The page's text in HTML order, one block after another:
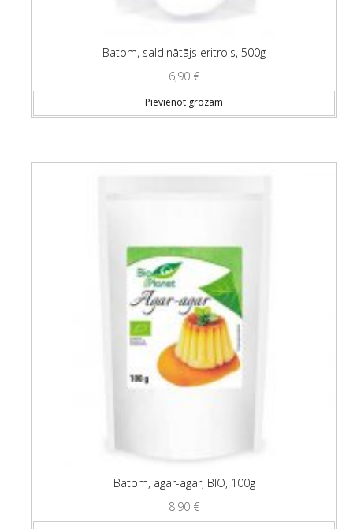
Batom, saldinātājs eritrols, 500g
6,90 €
Pievienot grozam
Batom, agar-agar, BIO, 100g
8,90 €